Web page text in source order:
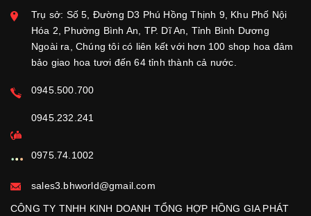
Trụ sở: Số 5, Đường D3 Phú Hồng Thịnh 9, Khu Phố Nội
Hóa 2, Phường Bình An, TP. Dĩ An, Tỉnh Bình Dương
Ngoài ra, Chúng tôi có liên kết với hơn 100 shop hoa đảm
bảo giao hoa tươi đến 64 tỉnh thành cả nước.
0945.500.700
0945.232.241
0975.74.1002
sales3.bhworld@gmail.com
CÔNG TY TNHH KINH DOANH TỔNG HỢP HỒNG GIA PHÁT